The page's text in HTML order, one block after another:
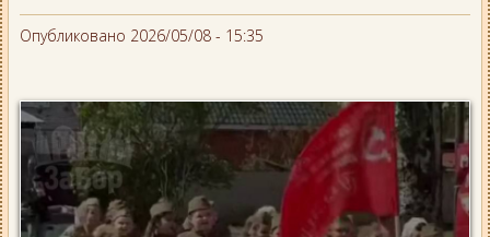
Опубликовано 2026/05/08 - 15:35